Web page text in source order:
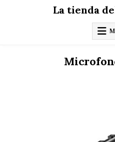
La tienda